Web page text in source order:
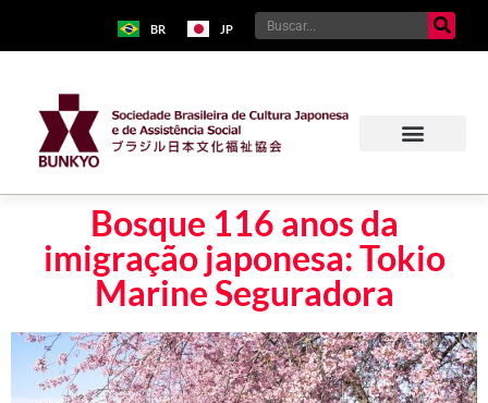
BR JP
Bosque 116 anos da
imigração japonesa: Tokio
Marine Seguradora